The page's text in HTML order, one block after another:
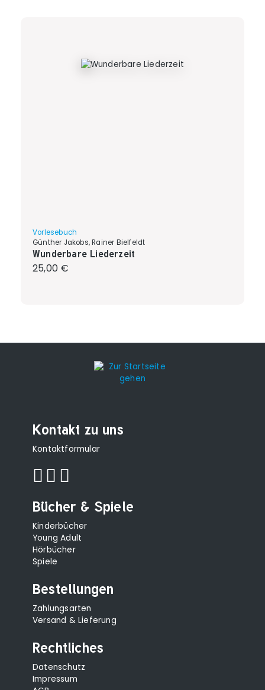
Vorlesebuch
Günther Jakobs, Rainer Bielfeldt
Wunderbare Liederzeit
Regulärer Preis:
25,00 €
Kontakt zu uns
Kontaktformular
Bücher & Spiele
Kinderbücher
Young Adult
Hörbücher
Spiele
Bestellungen
Zahlungsarten
Versand & Lieferung
Rechtliches
Datenschutz
Impressum